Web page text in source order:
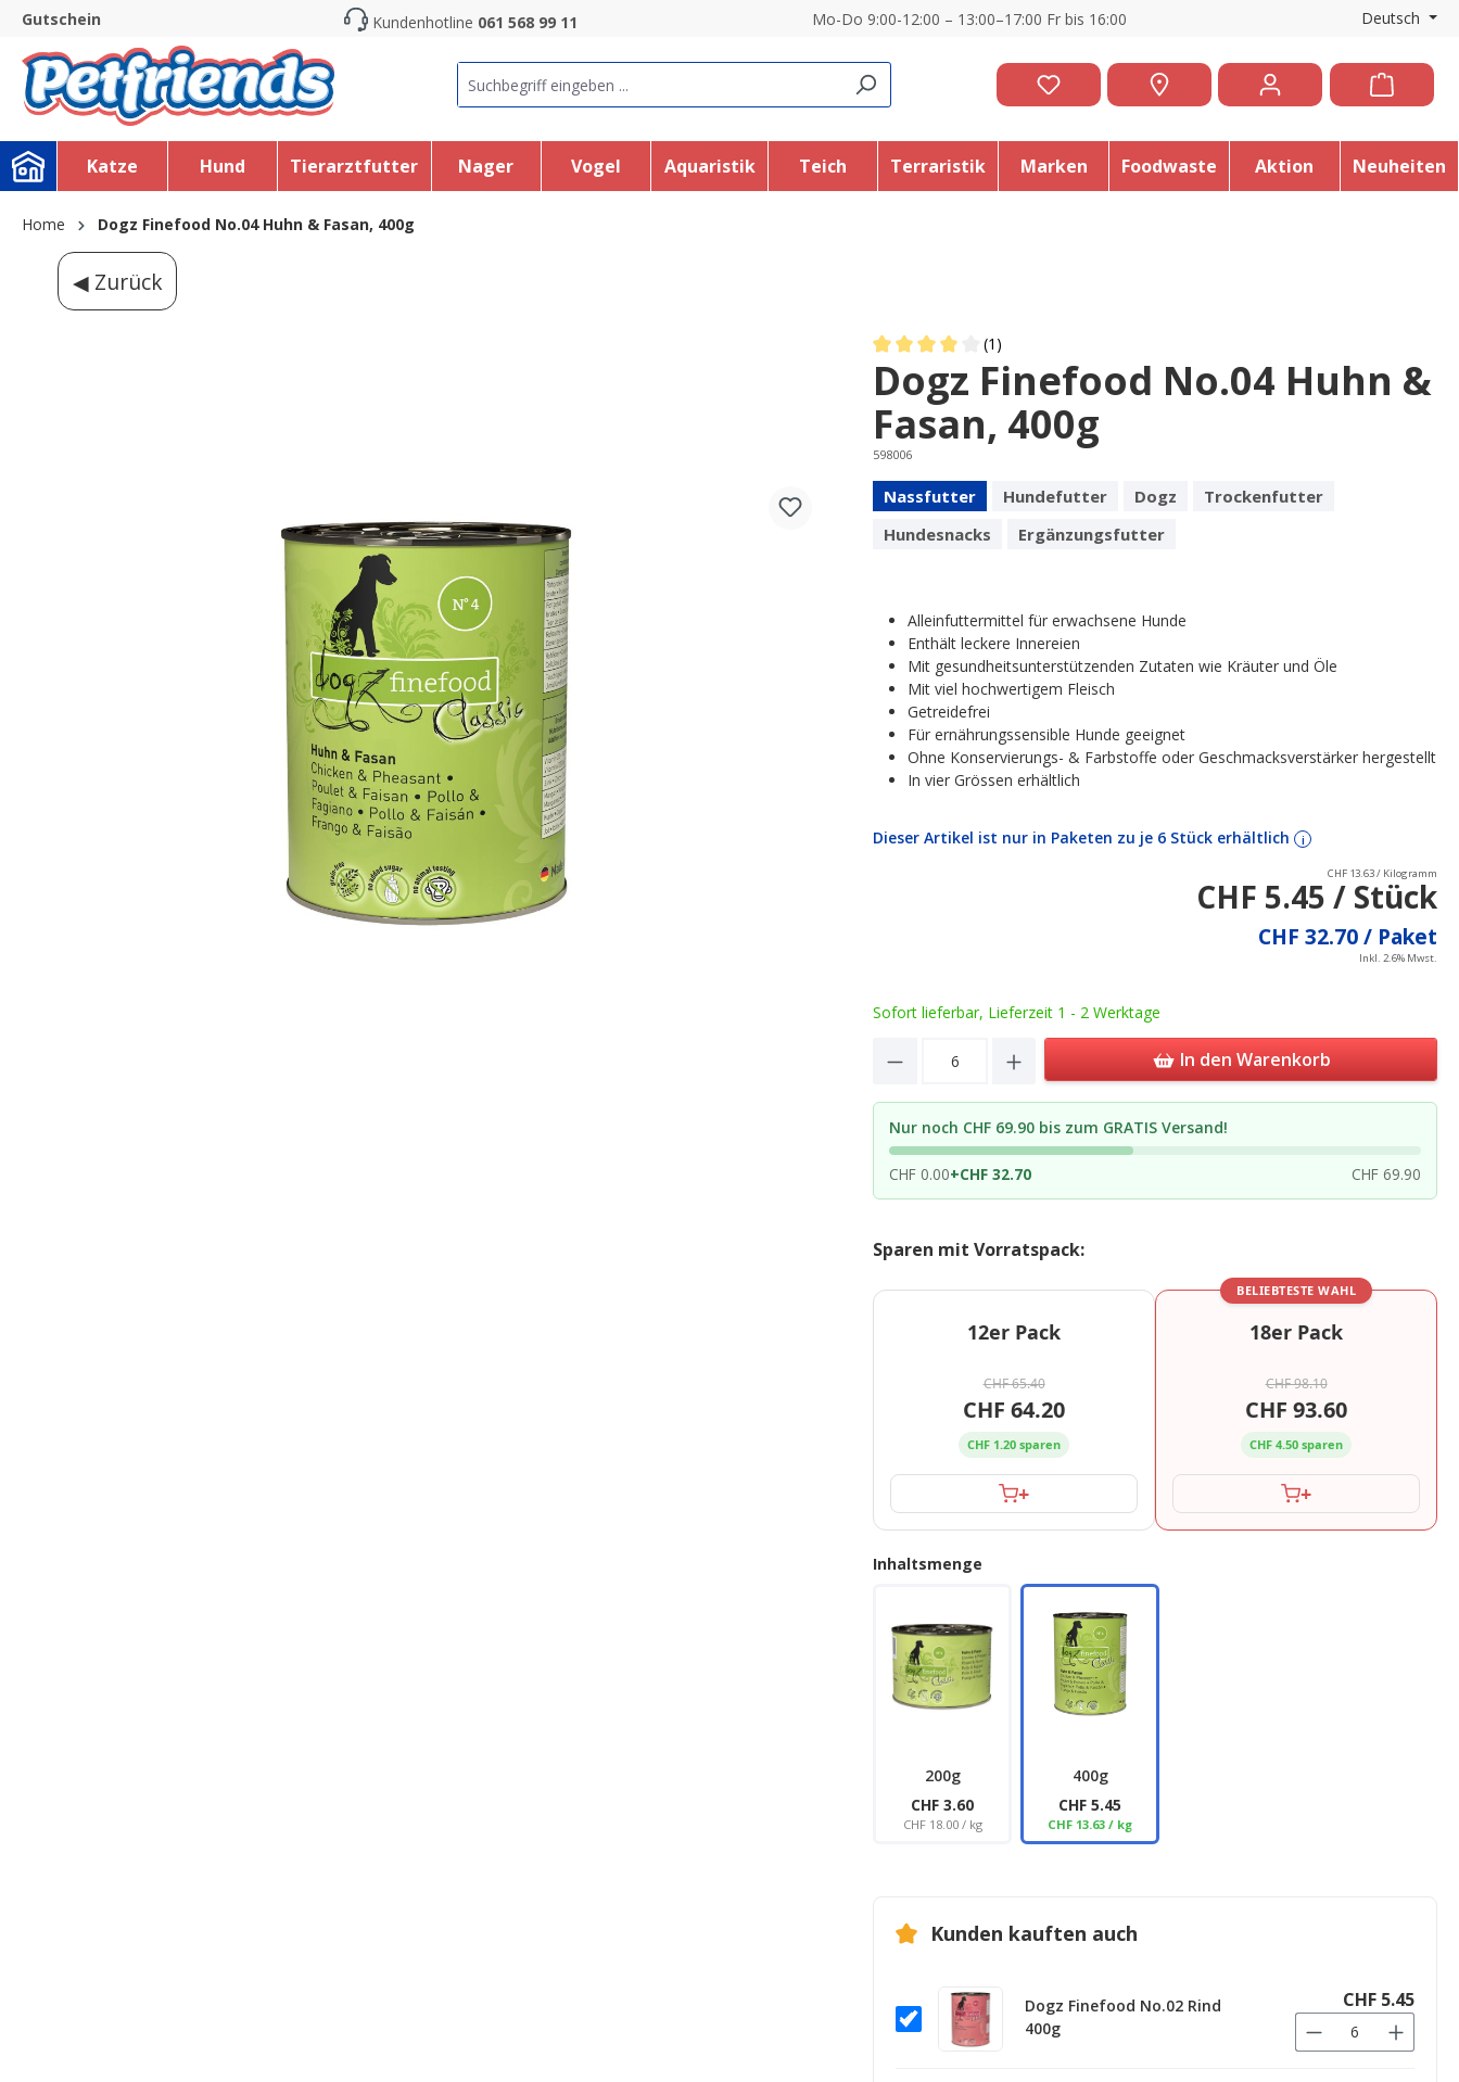
Skip to main navigation
Gutschein Kundenhotline 061 568 99 11 Mo-Do 9:00-12:00 – 13:00–17:00 Fr bis 16:00 Deutsch
Katze Hund Tierarztfutter Nager Vogel Aquaristik Teich Terraristik Marken Foodwaste Aktion Neuheiten
Home Dogz Finefood No.04 Huhn & Fasan, 400g
◀ Zurück
Average rating of 4 out of 5 stars
(1)
Dogz Finefood No.04 Huhn &
Fasan, 400g
598006
Nassfutter Hundefutter Dogz
Trockenfutter
Hundesnacks
Ergänzungsfutter
Alleinfuttermittel für erwachsene Hunde
Enthält leckere Innereien
Mit gesundheitsunterstützenden Zutaten wie Kräuter und Öle
Mit viel hochwertigem Fleisch
Getreidefrei
Für ernährungssensible Hunde geeignet
Ohne Konservierungs- & Farbstoffe oder Geschmacksverstärker hergestellt
In vier Grössen erhältlich
Dieser Artikel ist nur in Paketen zu je 6 Stück erhältlich i
CHF 32.70 / Paket
CHF 13.63 / Kilogramm
CHF 5.45 / Stück
Inkl. 2.6% Mwst.
Sofort lieferbar, Lieferzeit 1 - 2 Werktage
Product Quantity: Enter the desired amount
In den Warenkorb
Nur noch CHF 69.90 bis zum GRATIS Versand!
CHF 0.00+CHF 32.70 CHF 69.90
Sparen mit Vorratspack:
12er Pack
CHF 65.40
CHF 64.20
CHF 1.20 sparen
+
BELIEBTESTE WAHL
18er Pack
CHF 98.10
CHF 93.60
CHF 4.50 sparen
+
Inhaltsmenge
200g
CHF 3.60
CHF 18.00 / kg
400g
CHF 5.45
CHF 13.63 / kg
Kunden kauften auch
Dogz Finefood No.02 Rind
400g
CHF 5.45